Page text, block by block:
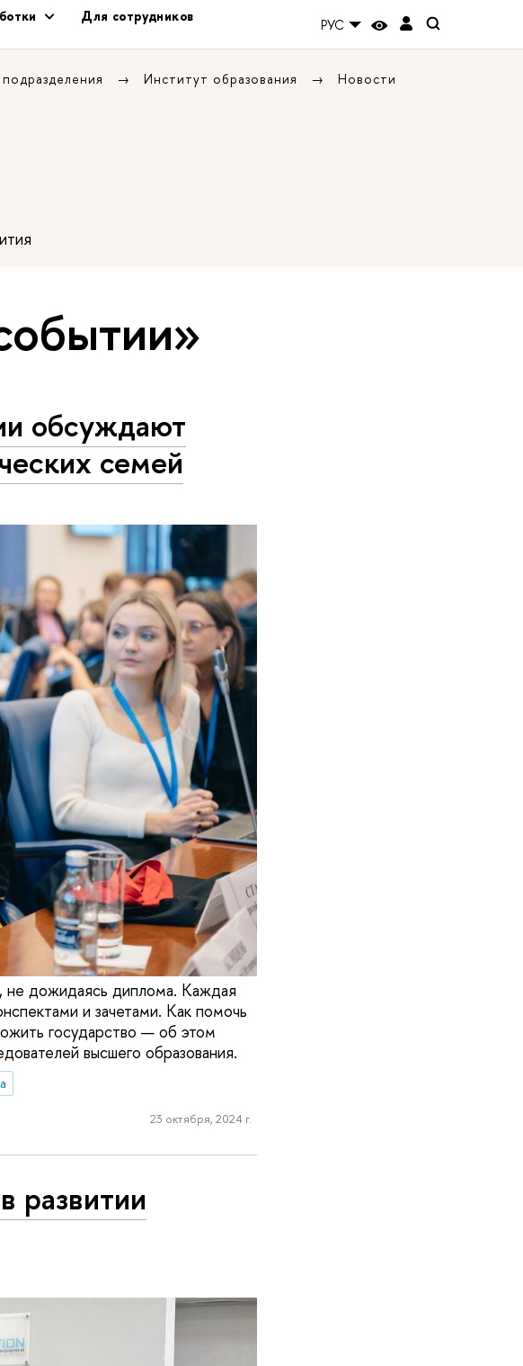
Для сотрудников РУС
Институт образования Новости
обсуждают
семей
не дожидаясь диплома. Каждая
и зачетами. Как помочь
государство — об этом
высшего образования.
23 октября, 2024 г.